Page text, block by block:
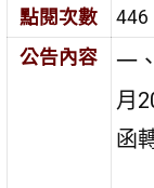
點閱次數
446
公告內容
一
月
函